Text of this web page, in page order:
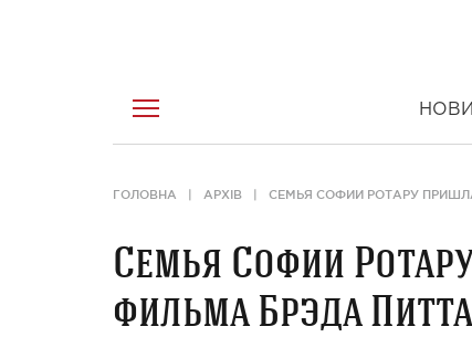
ГОЛОВНА АРХІВ СЕМЬЯ СОФИИ РОТАРУ
Семья Софии
фильма Брэда